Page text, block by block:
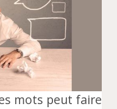
mots peut faire